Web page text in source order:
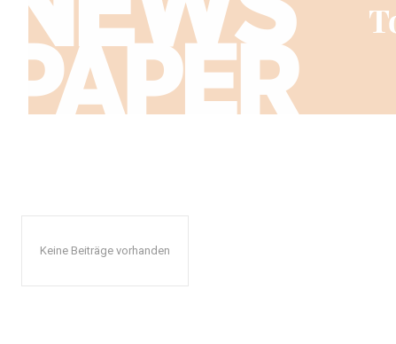
Keine Beiträge vorhanden